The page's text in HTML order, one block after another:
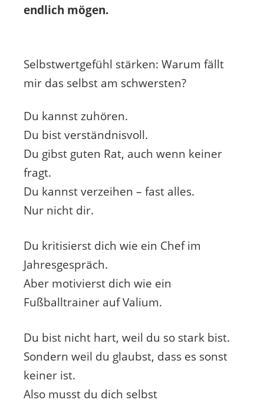
endlich mögen.
Selbstwertgefühl stärken: Warum fällt
mir das selbst am schwersten?
Du kannst zuhören.
Du bist verständnisvoll.
Du gibst guten Rat, auch wenn keiner
fragt.
Du kannst verzeihen – fast alles.
Nur nicht dir.
Du kritisierst dich wie ein Chef im
Jahresgespräch.
Aber motivierst dich wie ein
Fußballtrainer auf Valium.
Du bist nicht hart, weil du so stark bist.
Sondern weil du glaubst, dass es sonst
keiner ist.
Also musst du dich selbst